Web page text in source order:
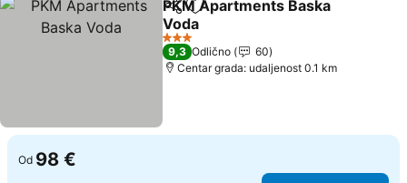
Deli Dodati u favorite
PKM Apartments Baska
Voda
Pogledaj cene
3 Zvezdice
9,3 Odlično
60
Centar grada: udaljenost 0.1 km
Od 98 €